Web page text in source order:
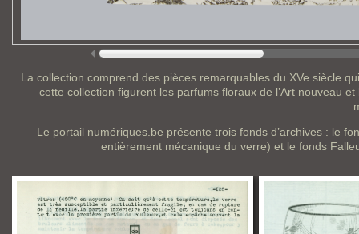
La collection comprend des pièces remarquables du XVe siècle
cette collection figurent les parfums floraux de l’Art nouveau
Le portail numériques.be présente trois fonds d’archives : le
entièrement mécanique du verre) et le fonds